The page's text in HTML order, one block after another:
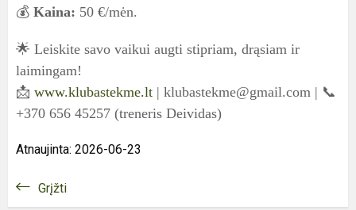
💰 Kaina: 50 €/mėn.
🌟 Leiskite savo vaikui augti stipriam, drąsiam ir
laimingam!
📩 www.klubastekme.lt | klubastekme@gmail.com | 📞
+370 656 45257 (treneris Deividas)
Atnaujinta: 2026-06-23
Grįžti